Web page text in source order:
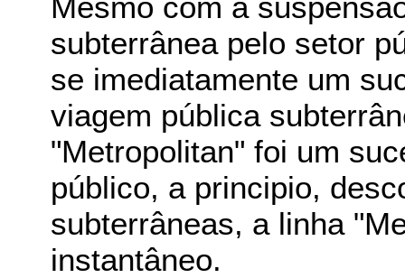
subterrânea pelo setor
se imediatamente um
viagem pública
"Metropolitan" foi um
público, a principio,
subterrâneas, a linha
instantâneo.